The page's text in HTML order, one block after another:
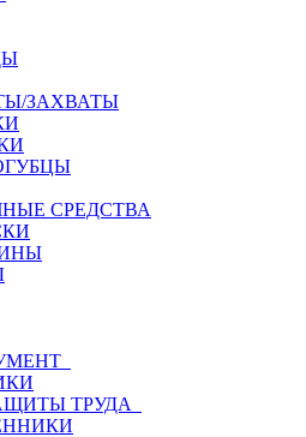
ЗАХВАТЫ
СРЕДСТВА
ТРУДА